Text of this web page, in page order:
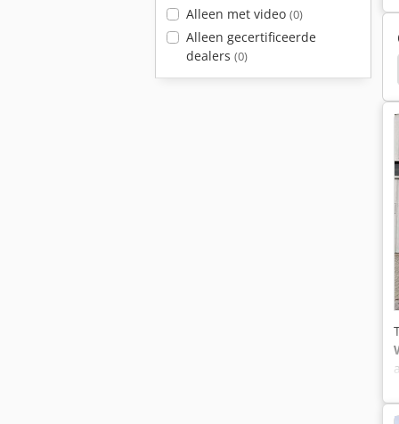
Alleen met video (0)
Alleen gecertificeerde
dealers (0)